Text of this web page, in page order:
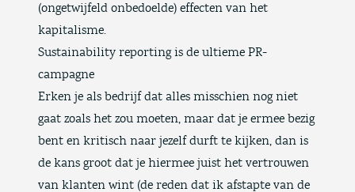
(ongetwijfeld onbedoelde) effecten van het
kapitalisme.
Sustainability reporting is de ultieme PR-
campagne
Erken je als bedrijf dat alles misschien nog niet
gaat zoals het zou moeten, maar dat je ermee bezig
bent en kritisch naar jezelf durft te kijken, dan is
de kans groot dat je hiermee juist het vertrouwen
van klanten wint (de reden dat ik afstapte van de